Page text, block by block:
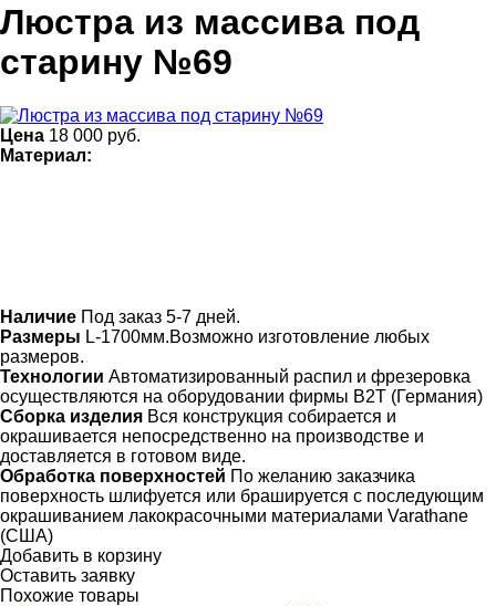
Люстра из массива под
старину №69
Цена 18 000 руб.
Материал:
Наличие Под заказ 5-7 дней.
Размеры L-1700мм.Возможно изготовление любых
размеров.
Технологии Автоматизированный распил и фрезеровка
осуществляются на оборудовании фирмы B2T (Германия)
Сборка изделия Вся конструкция собирается и
окрашивается непосредственно на производстве и
доставляется в готовом виде.
Обработка поверхностей По желанию заказчика
поверхность шлифуется или брашируется с последующим
окрашиванием лакокрасочными материалами Varathane
(США)
Добавить в корзину
Оставить заявку
Похожие товары